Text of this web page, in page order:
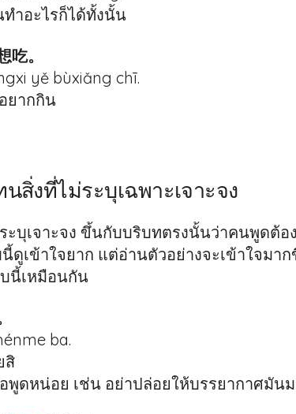
ำอะไรก็ได้ทั้งนั้น
吃。
yě bùxiǎng chī.
ยากกิน
นสิ่งที่ไม่ระบุเฉพาะเจาะจง
ะบุเจาะจง ขึ้นกับบริบทตรงนั้นว่าคนพูดต้อ
ดูเข้าใจยาก แต่อ่านตัวอย่างจะเข้าใจมาก
นี้เหมือนกัน
ba.
สิ
พูดหน่อย เช่น อย่าปล่อยให้บรรยากาศมัน